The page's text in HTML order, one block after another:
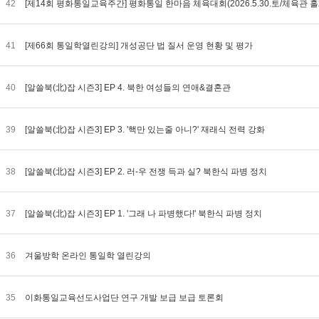
42 [제14회 평화통일교육주간] 평화통일 한마음 체육대회(2026.5.30.토/체육관
41 [제66회 통일학열린강의] 개성공단 법 질서 운영 현황 및 평가
40 [알쓸북(北)잡 시즌3] EP 4. 북한 여성들의 연애&결혼관
39 [알쓸북(北)잡 시즌3] EP 3. '핵만 있는줄 아니?' 재래식 전력 강화
38 [알쓸북(北)잡 시즌3] EP 2. 러-우 전쟁 득과 실? 북한식 파병 정치
37 [알쓸북(北)잡 시즌3] EP 1. '그래 나 파병했다!' 북한식 파병 정치
36 겨울방학 온라인 통일학 열린강의
35 이화통일교육선도사업단 연구 개발 보급 보급 토론회